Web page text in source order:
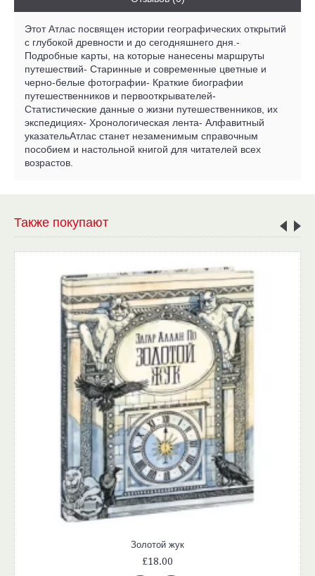
Этот Атлас посвящен истории географических открытий
с глубокой древности и до сегодняшнего дня.-
Подробные карты, на которые нанесены маршруты
путешествий- Старинные и современные цветные и
черно-белые фотографии- Краткие биографии
путешественников и первооткрывателей-
Статистические данные о жизни путешественников, их
экспедициях- Хронологическая лента- Алфавитный
указательАтлас станет незаменимым справочным
пособием и настольной книгой для читателей всех
возрастов.
Также покупают
Золотой жук
£18.00